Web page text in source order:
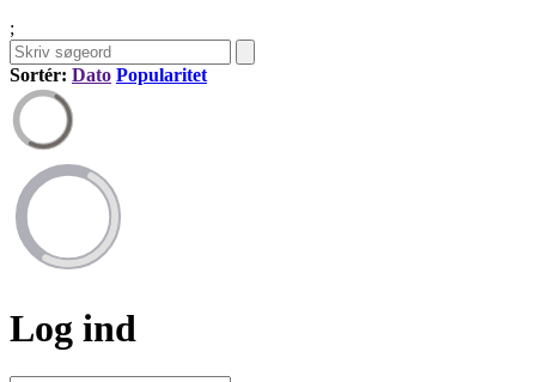
;
Sortér: Dato Popularitet
Log ind